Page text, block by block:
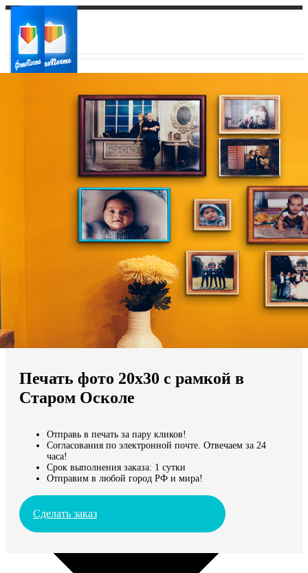
Ваш регион доставки
Выберите из списка:
Мы доставляем по всему миру
Продолжить без города
Печать фото 20х30 с рамкой в
Старом Осколе
Отправь в печать за пару кликов!
Согласования по электронной почте. Отвечаем за 24
часа!
Срок выполнения заказа: 1 сутки
Отправим в любой город РФ и мира!
Сделать заказ